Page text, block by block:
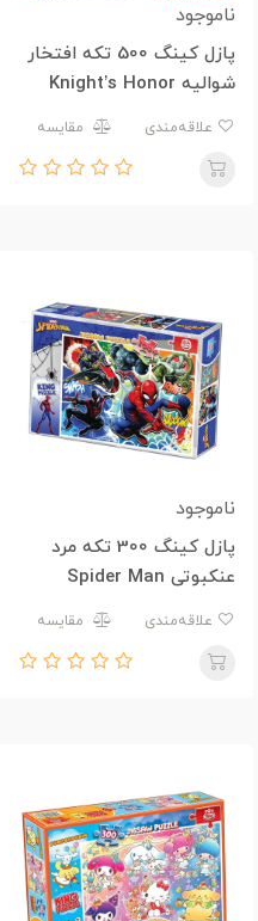
ناموجود
پازل کینگ 500 تکه افتخار
شوالیه Knight’s Honor
مقایسه
ناموجود
پازل کینگ 300 تکه مرد
عنکبوتی Spider Man
مقایسه